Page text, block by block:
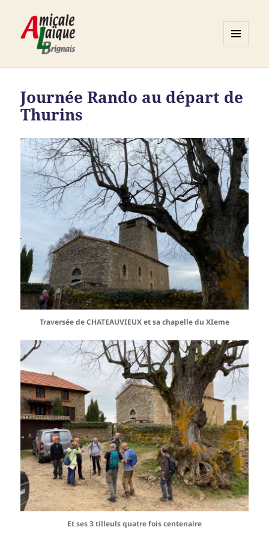
WIDGETS
Journée Rando au départ de
Thurins
Traversée de CHATEAUVIEUX et sa chapelle du XIeme
Et ses 3 tilleuls quatre fois centenaire